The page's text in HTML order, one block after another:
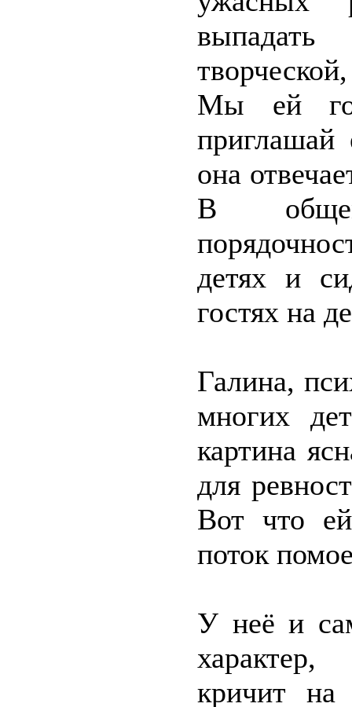
Мы ей
она
В
детях и
гостях на
Галина,
многих
картина
для
Вот что
поток
У неё и
кричит на